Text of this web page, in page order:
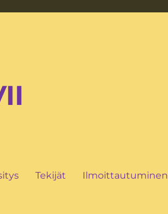
Tekijät Ilmoittautuminen